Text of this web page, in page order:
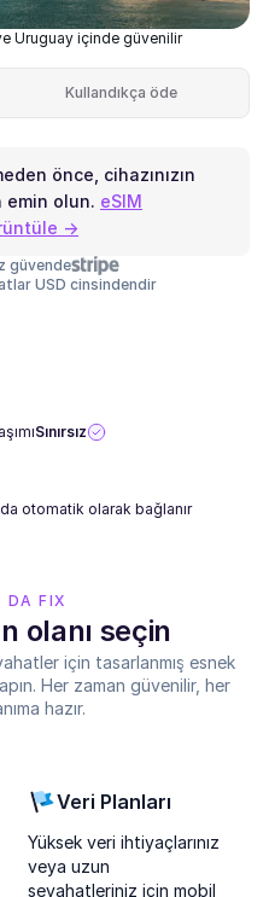
Uruguay içinde güvenilir
Kullandıkça öde
önce, cihazınızın
emin olun. eSIM
→
güvende
USD cinsindendir
Sınırsız
otomatik olarak bağlanır
DA FIX
olanı seçin
için tasarlanmış esnek
Her zaman güvenilir, her
hazır.
Veri Planları
Yüksek veri ihtiyaçlarınız
veya uzun
seyahatleriniz için mobil